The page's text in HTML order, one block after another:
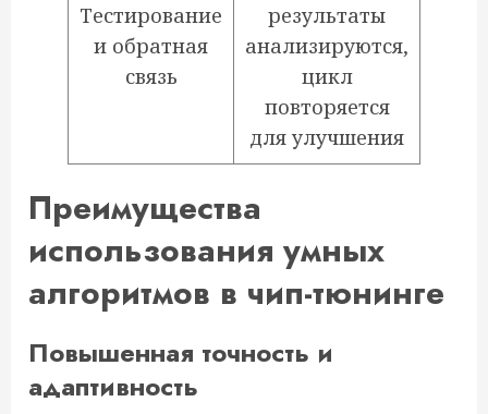
Тестирование
и обратная
связь
результаты
анализируются,
цикл
повторяется
для улучшения
Преимущества
использования умных
алгоритмов в чип-тюнинге
Повышенная точность и
адаптивность